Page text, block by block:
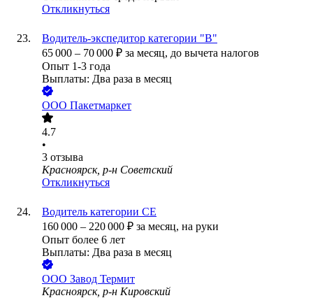
Откликнуться
Водитель-экспедитор категории "В"
65 000 – 70 000 ₽ за месяц, до вычета налогов
Опыт 1-3 года
Выплаты: Два раза в месяц
ООО Пакетмаркет
4.7
•
3 отзыва
Красноярск, р-н Советский
Откликнуться
Водитель категории СЕ
160 000 – 220 000 ₽ за месяц, на руки
Опыт более 6 лет
Выплаты: Два раза в месяц
ООО Завод Термит
Красноярск, р-н Кировский